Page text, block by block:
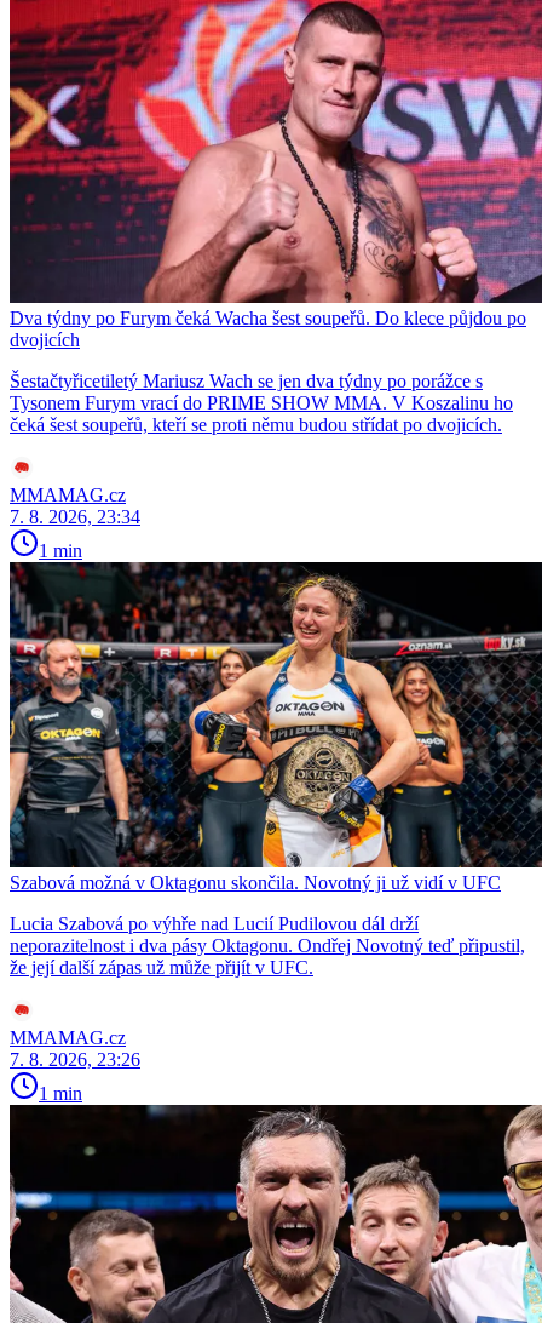
Dva týdny po Furym čeká Wacha šest soupeřů. Do klece půjdou po
dvojicích
Šestačtyřicetiletý Mariusz Wach se jen dva týdny po porážce s
Tysonem Furym vrací do PRIME SHOW MMA. V Koszalinu ho
čeká šest soupeřů, kteří se proti němu budou střídat po dvojicích.
MMAMAG.cz
7. 8. 2026, 23:34
1 min
Szabová možná v Oktagonu skončila. Novotný ji už vidí v UFC
Lucia Szabová po výhře nad Lucií Pudilovou dál drží
neporazitelnost i dva pásy Oktagonu. Ondřej Novotný teď připustil,
že její další zápas už může přijít v UFC.
MMAMAG.cz
7. 8. 2026, 23:26
1 min